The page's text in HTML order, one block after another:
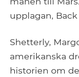
upplagan, Back
Shetterly,
amerikanska
historien om